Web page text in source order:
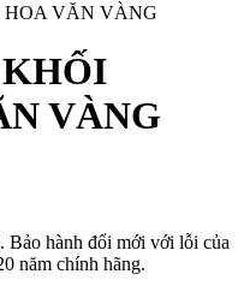
VÀNG
Bảo hành đổi mới với lỗi của
năm chính hãng.